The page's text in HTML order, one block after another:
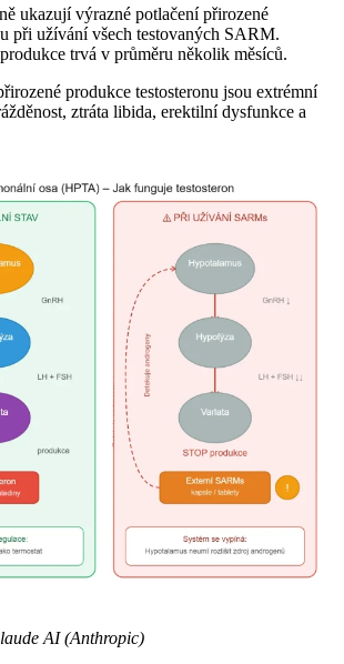
ukazují výrazné potlačení přirozené
při užívání všech testovaných SARM.
trvá v průměru několik měsíců.
produkce testosteronu jsou extrémní
ztráta libida, erektilní dysfunkce a
AI (Anthropic)